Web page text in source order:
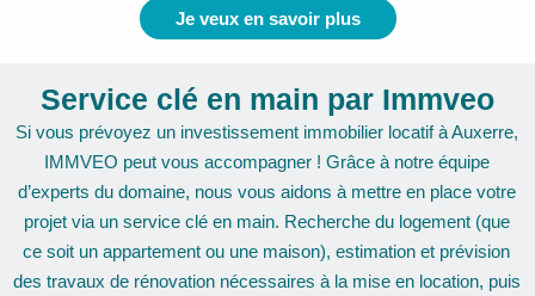
Je veux en savoir plus
Service clé en main par Immveo
Si vous prévoyez un investissement immobilier locatif à Auxerre,
IMMVEO peut vous accompagner ! Grâce à notre équipe
d’experts du domaine, nous vous aidons à mettre en place votre
projet via un service clé en main. Recherche du logement (que
ce soit un appartement ou une maison), estimation et prévision
des travaux de rénovation nécessaires à la mise en location, puis